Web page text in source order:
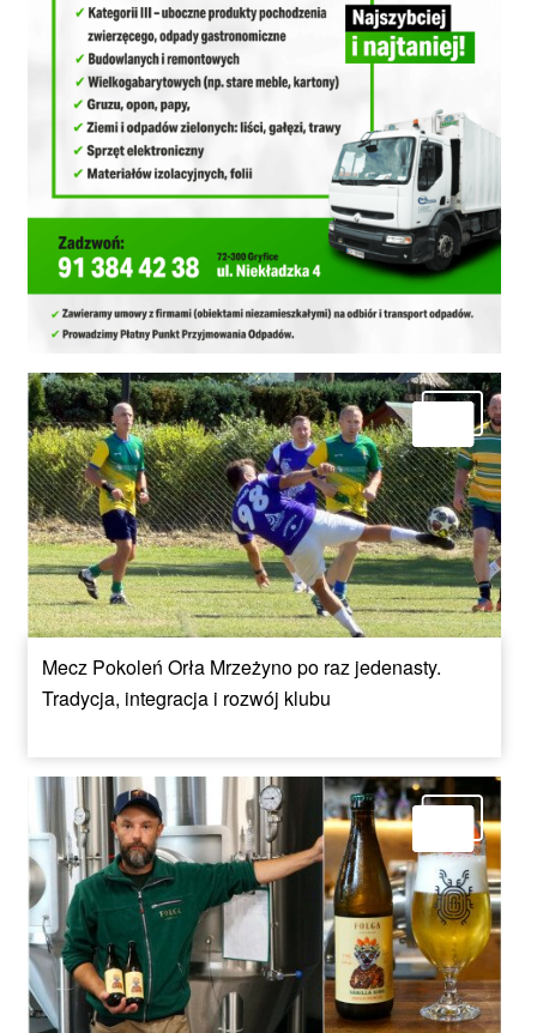
Mecz Pokoleń Orła Mrzeżyno po raz jedenasty.
Tradycja, integracja i rozwój klubu